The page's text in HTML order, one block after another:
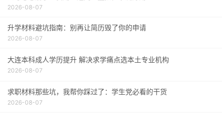
2026-08-07
升学材料避坑指南：别再让简历毁了你的申请
2026-08-07
大连本科成人学历提升 解决求学痛点选本土专业机构
2026-08-07
求职材料那些坑，我帮你踩过了：学生党必看的干货
2026-08-07